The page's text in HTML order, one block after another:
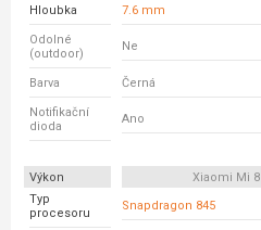
Hloubka 7.6 mm
Odolné
(outdoor)
Ne
Barva Černá
Notifikační
dioda
Ano
Výkon Xiaomi Mi 8
Typ
procesoru
Snapdragon 845